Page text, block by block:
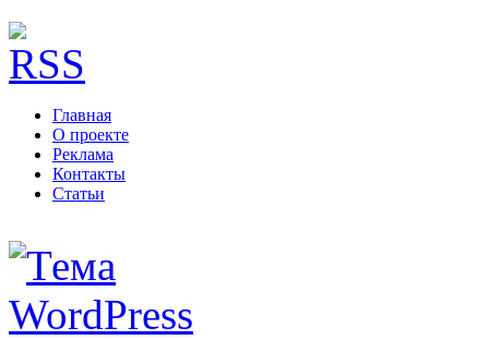
Главная
О проекте
Реклама
Контакты
Статьи